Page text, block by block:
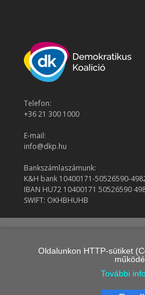
Telefon:
+36 21 300 1000
E-mail:
info@dkp.hu
Bankszámlaszámunk:
K&H bank 10400171-50526590-
IBAN HU72 10400171 50526590
SWIFT: OKHBHUHB
Oldalunkon HTTP-sütiket
További